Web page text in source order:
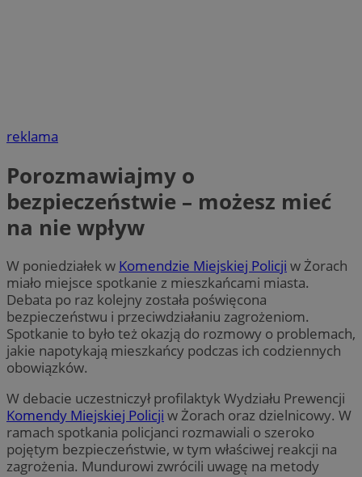
reklama
Porozmawiajmy o
bezpieczeństwie – możesz mieć
na nie wpływ
W poniedziałek w Komendzie Miejskiej Policji w Żorach
miało miejsce spotkanie z mieszkańcami miasta.
Debata po raz kolejny została poświęcona
bezpieczeństwu i przeciwdziałaniu zagrożeniom.
Spotkanie to było też okazją do rozmowy o problemach,
jakie napotykają mieszkańcy podczas ich codziennych
obowiązków.
W debacie uczestniczył profilaktyk Wydziału Prewencji
Komendy Miejskiej Policji w Żorach oraz dzielnicowy. W
ramach spotkania policjanci rozmawiali o szeroko
pojętym bezpieczeństwie, w tym właściwej reakcji na
zagrożenia. Mundurowi zwrócili uwagę na metody